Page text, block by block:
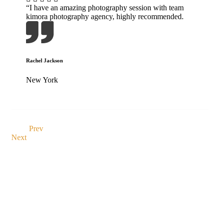
“I have an amazing photography session with team
kimora photography agency, highly recommended.
Rachel Jackson
New York
Prev
Next